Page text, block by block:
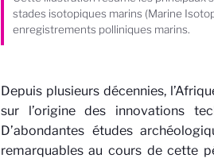
stades isotopiques marins (Marine
enregistrements polliniques marins.
Depuis plusieurs décennies,
sur l’origine des innovations
D’abondantes études
remarquables au cours de cette